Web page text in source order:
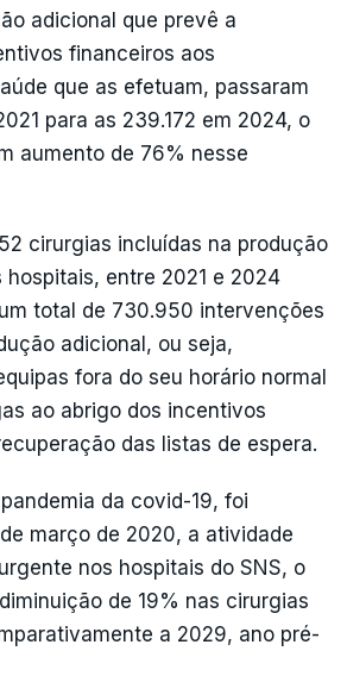
adicional que prevê a
financeiros aos
que as efetuam, passaram
para as 239.172 em 2024, o
aumento de 76% nesse
cirurgias incluídas na produção
entre 2021 e 2024
total de 730.950 intervenções
adicional, ou seja,
fora do seu horário normal
ao abrigo dos incentivos
das listas de espera.
da covid-19, foi
março de 2020, a atividade
nos hospitais do SNS, o
de 19% nas cirurgias
a 2029, ano pré-